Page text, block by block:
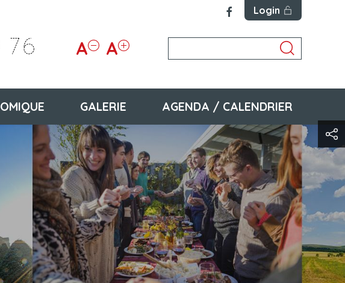
Login
76 A A
GALERIE AGENDA / CALENDRIER